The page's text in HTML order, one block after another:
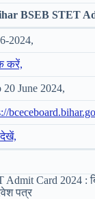
BSEB STET
2024,
करें,
20 June 2024,
देखें,
Card 2024 :
पत्र